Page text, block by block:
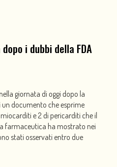
i dubbi della FDA
giornata di oggi dopo la
documento che esprime
e 2 di pericarditi che il
farmaceutica ha mostrato nei
stati osservati entro due